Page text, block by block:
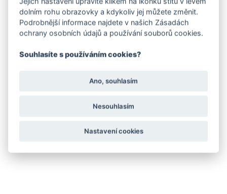
Ideální na lesní stezky, šotolinu, kořeny i přírodní povrchy
4 mm tenká podešev pro maximální kontakt se zemí a
Anatomický tvar podporuje přirozenou práci prstů a
dolním rohu obrazovky a kdykoliv jej můžete změnit.
Podrobnější informace najdete v našich Zásadách
ochrany osobních údajů a používání souborů cookies.
Souhlasíte s používáním cookies?
Ano, souhlasím
Nesouhlasím
Nastavení cookies